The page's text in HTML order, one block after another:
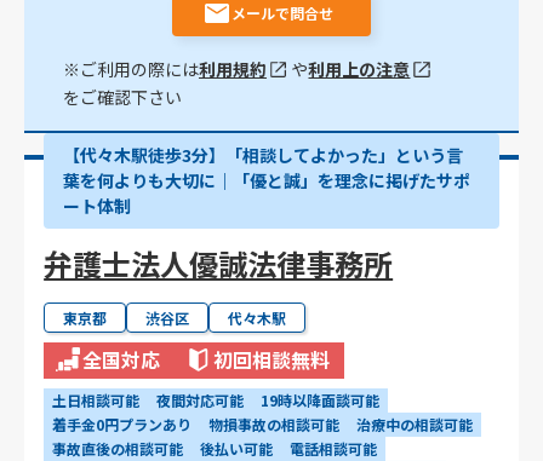
メールで問合せ
※ご利用の際には利用規約 や利用上の注意
をご確認下さい
【代々木駅徒歩3分】「相談してよかった」という言
葉を何よりも大切に｜「優と誠」を理念に掲げたサポ
ート体制
弁護士法人優誠法律事務所
東京都 渋谷区 代々木駅
全国対応 初回相談無料
土日相談可能 夜間対応可能
19時以降面談可能
着手金0円プランあり
物損事故の相談可能
治療中の相談可能
事故直後の相談可能
後払い可能
電話相談可能